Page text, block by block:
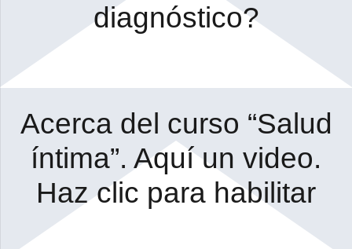
diagnóstico?
Acerca del curso “Salud
íntima”. Aquí un video.
Haz clic para habilitar